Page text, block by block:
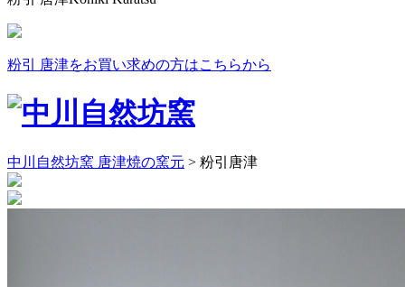
粉引 唐津をお買い求めの方はこちらから
中川自然坊窯 唐津焼の窯元 > 粉引唐津